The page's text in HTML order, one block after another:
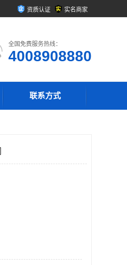
资质认证 实名商家
全国免费服务热线：
4008908880
联系方式